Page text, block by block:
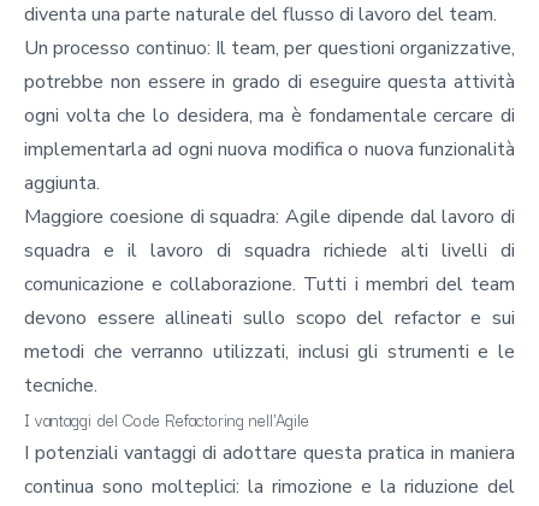
diventa una parte naturale del flusso di lavoro del team.
Un processo continuo: Il team, per questioni organizzative,
potrebbe non essere in grado di eseguire questa attività
ogni volta che lo desidera, ma è fondamentale cercare di
implementarla ad ogni nuova modifica o nuova funzionalità
aggiunta.
Maggiore coesione di squadra: Agile dipende dal lavoro di
squadra e il lavoro di squadra richiede alti livelli di
comunicazione e collaborazione. Tutti i membri del team
devono essere allineati sullo scopo del refactor e sui
metodi che verranno utilizzati, inclusi gli strumenti e le
tecniche.
I vantaggi del Code Refactoring nell'Agile
I potenziali vantaggi di adottare questa pratica in maniera
continua sono molteplici: la rimozione e la riduzione del